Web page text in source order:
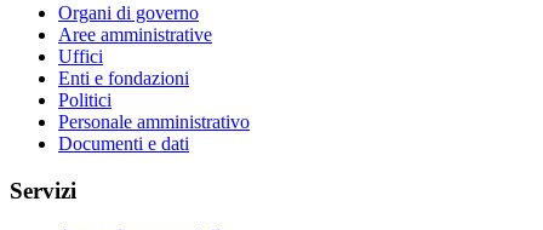
Organi di governo
Aree amministrative
Uffici
Enti e fondazioni
Politici
Personale amministrativo
Documenti e dati
Servizi